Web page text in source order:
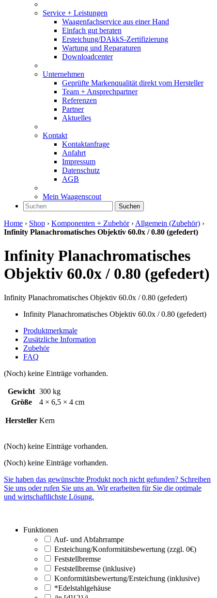
Service + Leistungen
Waagenfachservice aus einer Hand
Einfach gut beraten
Ersteichung/DAkkS-Zertifizierung
Wartung und Reparaturen
Downloadcenter
Unternehmen
Geprüfte Markenqualität direkt vom Hersteller
Team + Ansprechpartner
Referenzen
Partner
Aktuelles
Kontakt
Kontaktanfrage
Anfahrt
Impressum
Datenschutz
AGB
Mein Waagenscout
Suchen
Home › Shop › Komponenten + Zubehör› Allgemein (Zubehör) ›
Infinity Planachromatisches Objektiv 60.0x / 0.80 (gefedert)
Infinity Planachromatisches
Objektiv 60.0x / 0.80 (gefedert)
Infinity Planachromatisches Objektiv 60.0x / 0.80 (gefedert)
Infinity Planachromatisches Objektiv 60.0x / 0.80 (gefedert)
Produktmerkmale
Zusätzliche Information
Zubehör
FAQ
(Noch) keine Einträge vorhanden.
Gewicht 300 kg
Größe
4 × 6,5 × 4 cm
Hersteller Kern
(Noch) keine Einträge vorhanden.
(Noch) keine Einträge vorhanden.
Sie haben das gewünschte Produkt noch nicht gefunden? Schreiben
Sie uns oder rufen Sie uns an. Wir erarbeiten für Sie die optimale
und wirtschaftlichste Lösung.
Funktionen
Auf- und Abfahrrampe
Ersteichung/Konformitätsbewertung (zzgl. 0€)
Feststellbremse
Feststellbremse (inklusive)
Konformitätsbewertung/Ersteichung (inklusive)
*Edelstahlgehäuse